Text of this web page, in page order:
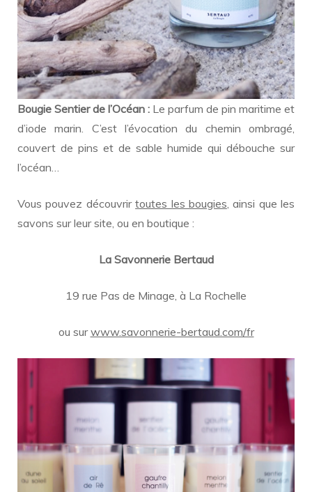
Bougie Sentier de l’Océan : Le parfum de pin maritime et
d’iode marin. C’est l’évocation du chemin ombragé,
couvert de pins et de sable humide qui débouche sur
l’océan…
Vous pouvez découvrirtoutes les bougies , ainsi que les
savons sur leur site, ou en boutique :
La Savonnerie Bertaud
19 rue Pas de Minage, à La Rochelle
ou surwww.savonnerie-bertaud.com/fr